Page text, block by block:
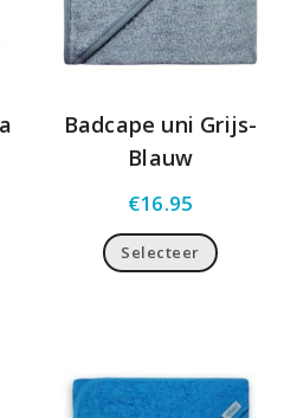
Badcape uni Grijs-
Blauw
€16.95
Selecteer